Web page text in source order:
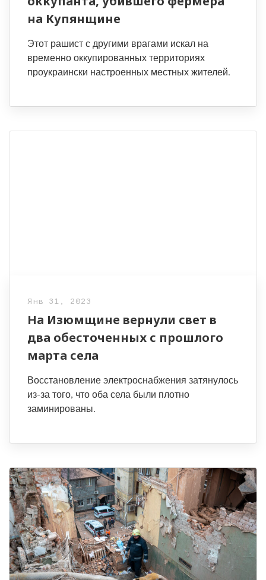
на Купянщине
Этот рашист с другими врагами искал на
временно оккупированных территориях
проукраински настроенных местных жителей.
Янв 31, 2023
На Изюмщине вернули свет в
два обесточенных с прошлого
марта села
Восстановление электроснабжения затянулось
из-за того, что оба села были плотно
заминированы.